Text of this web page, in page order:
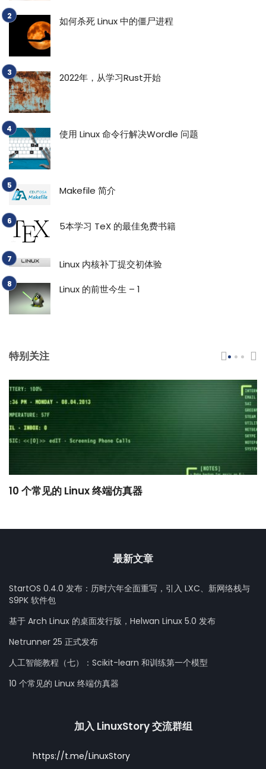
如何杀死 Linux 中的僵尸进程
2022年，从学习Rust开始
使用 Linux 命令行解决Wordle 问题
Makefile 简介
5本学习 TeX 的最佳免费书籍
Linux 内核补丁提交初体验
Linux 的前世今生 – 1
特别关注
10 个常见的 Linux 终端仿真器
最新文章
StartOS 0.4.0 发布：历时六年全面重写，引入 LXC、新网络栈与
S9PK 软件包
基于 Arch Linux 的桌面发行版，Helwan Linux 5.0 发布
Netrunner 25 正式发布
人工智能教程（七）：Scikit-learn 和训练第一个模型
10 个常见的 Linux 终端仿真器
加入 LinuxStory 交流群组
https://t.me/LinuxStory